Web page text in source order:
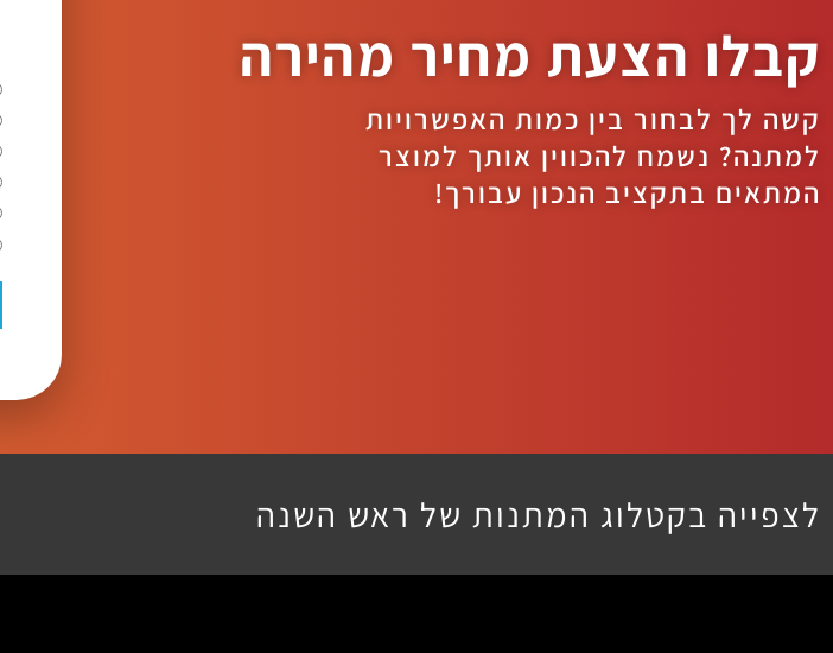
קבלו הצעת מחיר מהירה
קשה לך לבחור בין כמות האפשרויות
למתנה? נשמח להכווין אותך למוצר
המתאים בתקציב הנכון עבורך!
לצפייה בקטלוג המתנות של ראש השנה